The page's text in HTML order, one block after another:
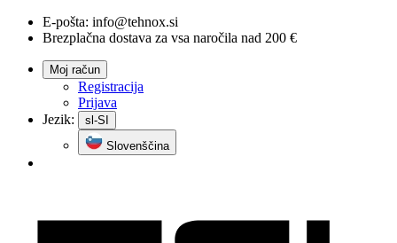
E-pošta: info@tehnox.si
Brezplačna dostava za vsa naročila nad 200 €
Moj račun
Registracija
Prijava
Jezik:
sl-SI
Slovenščina